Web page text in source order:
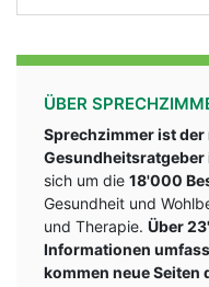
ÜBER
Sprechzimmer ist
Gesundheitsratgeber
sich um die 18'000
Gesundheit und
und Therapie. Über
Informationen
kommen neue Seiten